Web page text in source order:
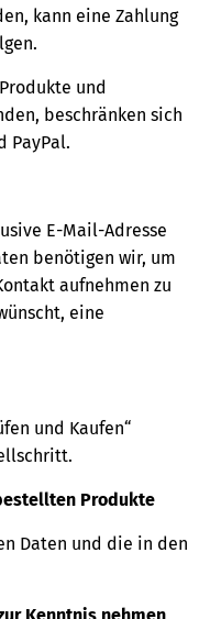
kann eine Zahlung
und
beschränken sich
PayPal.
E-Mail-Adresse
benötigen wir, um
aufnehmen zu
eine
und Kaufen“
Produkte
Daten und die in den